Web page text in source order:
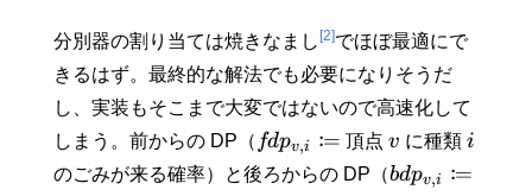
分別器の割り当ては焼きなまし[2]でほぼ最適にで
きるはず。最終的な解法でも必要になりそうだ
し、実装もそこまで大変ではないので高速化して
しまう。前からの DP（ fdpv,i := 頂点 v に種類 i
のごみが来る確率）と後ろからの DP（bdpv,i :=